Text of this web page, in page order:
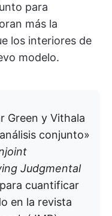
para
más la
los interiores de
modelo.
Green y Vithala
conjunto»
Judgmental
cuantificar
en la revista